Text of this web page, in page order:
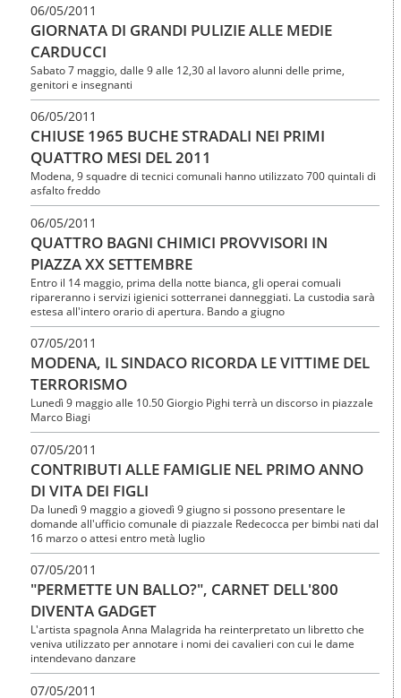
06/05/2011
GIORNATA DI GRANDI PULIZIE ALLE MEDIE
CARDUCCI
Sabato 7 maggio, dalle 9 alle 12,30 al lavoro alunni delle prime,
genitori e insegnanti
06/05/2011
CHIUSE 1965 BUCHE STRADALI NEI PRIMI
QUATTRO MESI DEL 2011
Modena, 9 squadre di tecnici comunali hanno utilizzato 700 quintali di
asfalto freddo
06/05/2011
QUATTRO BAGNI CHIMICI PROVVISORI IN
PIAZZA XX SETTEMBRE
Entro il 14 maggio, prima della notte bianca, gli operai comuali
ripareranno i servizi igienici sotterranei danneggiati. La custodia sarà
estesa all'intero orario di apertura. Bando a giugno
07/05/2011
MODENA, IL SINDACO RICORDA LE VITTIME DEL
TERRORISMO
Lunedì 9 maggio alle 10.50 Giorgio Pighi terrà un discorso in piazzale
Marco Biagi
07/05/2011
CONTRIBUTI ALLE FAMIGLIE NEL PRIMO ANNO
DI VITA DEI FIGLI
Da lunedì 9 maggio a giovedì 9 giugno si possono presentare le
domande all'ufficio comunale di piazzale Redecocca per bimbi nati dal
16 marzo o attesi entro metà luglio
07/05/2011
"PERMETTE UN BALLO?", CARNET DELL'800
DIVENTA GADGET
L'artista spagnola Anna Malagrida ha reinterpretato un libretto che
veniva utilizzato per annotare i nomi dei cavalieri con cui le dame
intendevano danzare
07/05/2011